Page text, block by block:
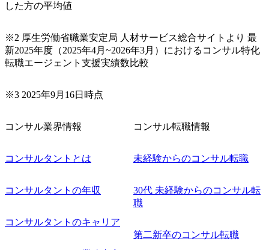
した方の平均値
※2 厚生労働省職業安定局 人材サービス総合サイトより 最
新2025年度（2025年4月~2026年3月）におけるコンサル特化
転職エージェント支援実績数比較
※3 2025年9月16日時点
コンサル業界情報
コンサルタントとは
コンサルタントの年収
コンサルタントのキャリア
コンサル転職情報
未経験からのコンサル転職
30代 未経験からのコンサル転
職
第二新卒のコンサル転職